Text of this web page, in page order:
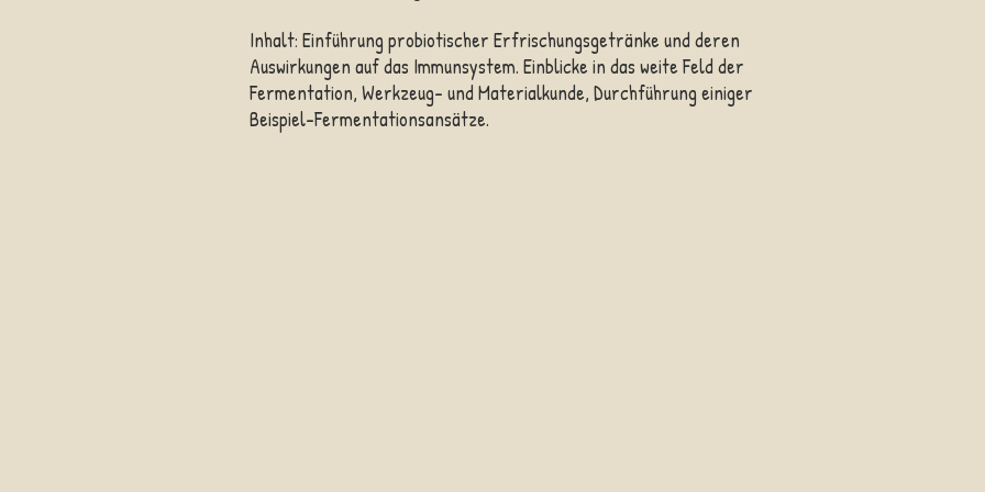
Inhalt: Einführung probiotischer Erfrischungsgetränke und deren
Auswirkungen auf das Immunsystem. Einblicke in das weite Feld der
Fermentation, Werkzeug- und Materialkunde, Durchführung einiger
Beispiel-Fermentationsansätze.